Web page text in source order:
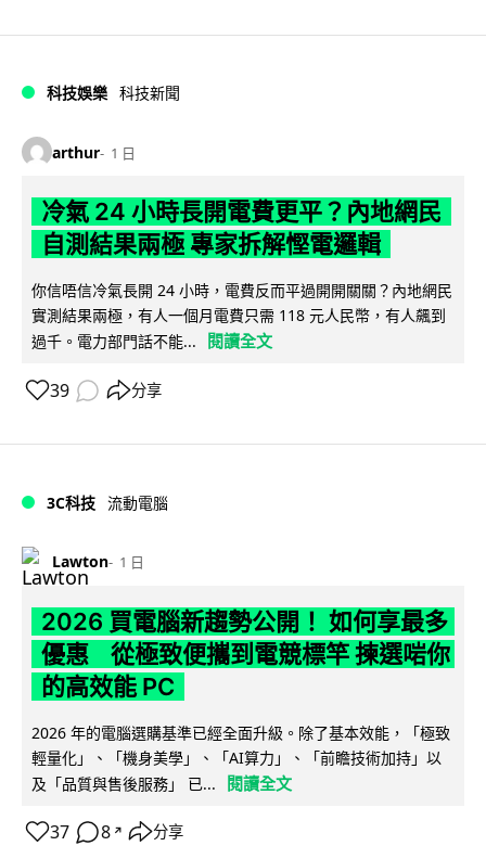
科技娛樂 科技新聞
arthur 1 日
冷氣 24 小時長開電費更平？內地網民
自測結果兩極 專家拆解慳電邏輯
你信唔信冷氣長開 24 小時，電費反而平過開開關關？內地網民
實測結果兩極，有人一個月電費只需 118 元人民幣，有人飆到
過千。電力部門話不能...
閱讀全文
39 分享
3C科技 流動電腦
Lawton 1 日
2026 買電腦新趨勢公開！ 如何享最多
優惠 從極致便攜到電競標竿 揀選啱你
的高效能 PC
2026 年的電腦選購基準已經全面升級。除了基本效能，「極致
輕量化」、「機身美學」、「AI算力」、「前瞻技術加持」以
及「品質與售後服務」 已...
閱讀全文
37 8 ↗ 分享